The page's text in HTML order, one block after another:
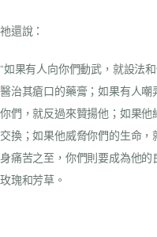
祂還說：
“如果有人向你們動武，就設法
醫治其瘡口的藥膏；如果有人嘲
你們，就反過來贊揚他； 如果他
交換；如果他威脅你們的生命
身痛苦之至，你們則要成為他的
玫瑰和芳草。